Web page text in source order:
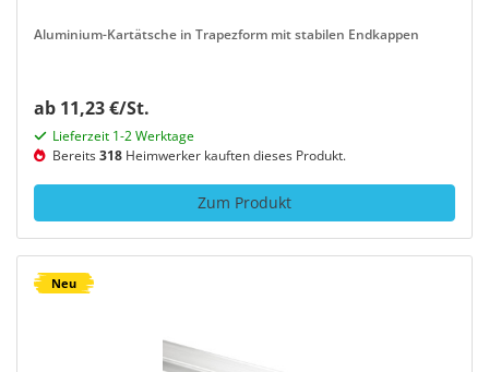
Aluminium-Kartätsche in Trapezform mit stabilen Endkappen
ab 11,23 €/St.
Lieferzeit 1-2 Werktage
Bereits318 Heimwerker kauften dieses Produkt.
Zum Produkt
Neu